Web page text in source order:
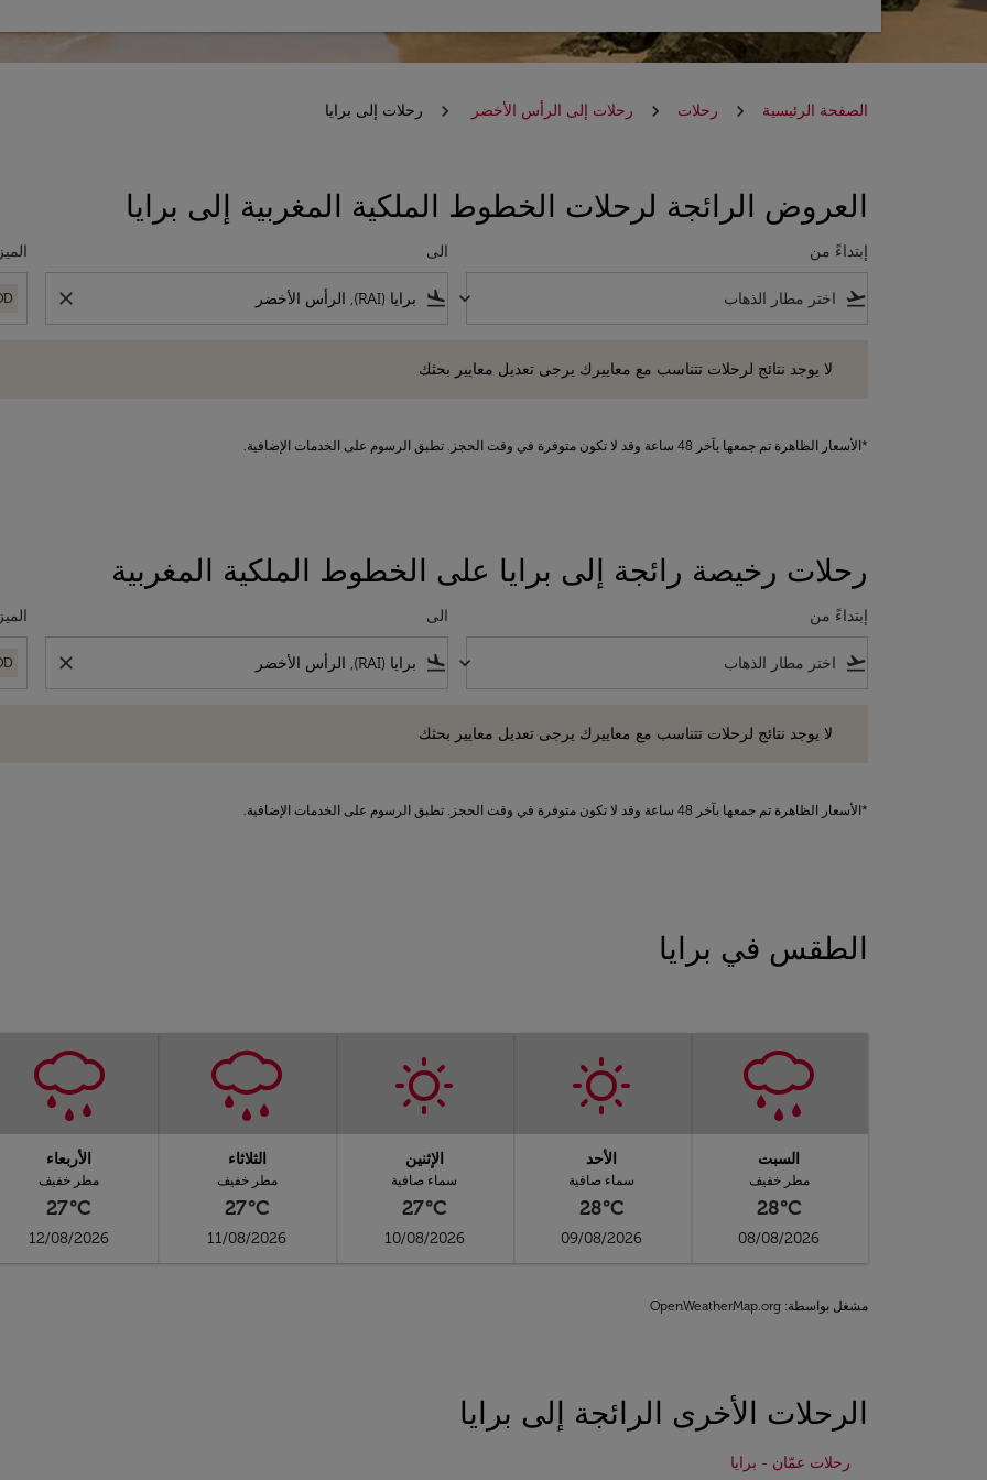
الصفحة الرئيسية رحلات رحلات إلى الرأس الأخضر رحلات إلى برايا
العروض الرائجة لرحلات الخطوط الملكية المغربية إلى برايا
إبتداءً من
flight_takeoff
keyboard_arrow_down
الى
flight_land
close
لا يوجد نتائج لرحلات تتناسب مع معاييرك يرجى تعديل معايير بحثك
*الأسعار الظاهرة تم جمعها بآخر 48 ساعة وقد لا تكون متوفرة في وقت الحجز. تطبق الرسوم على الخدمات الإضافية.
رحلات رخيصة رائجة إلى برايا على الخطوط الملكية المغربية
إبتداءً من
flight_takeoff
keyboard_arrow_down
الى
flight_land
close
لا يوجد نتائج لرحلات تتناسب مع معاييرك يرجى تعديل معايير بحثك
*الأسعار الظاهرة تم جمعها بآخر 48 ساعة وقد لا تكون متوفرة في وقت الحجز. تطبق الرسوم على الخدمات الإضافية.
الطقس في برايا
السبت
مطر خفيف
28°C
08/08/2026
الأحد
سماء صافية
28°C
09/08/2026
الإثنين
سماء صافية
27°C
10/08/2026
الثلاثاء
مطر خفيف
27°C
11/08/2026
الأربعاء
مطر خفيف
27°C
12/08/2026
مشغل بواسطة: OpenWeatherMap.org
الرحلات الأخرى الرائجة إلى برايا
رحلات عمّان - برايا